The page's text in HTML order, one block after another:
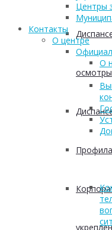
осмотры
Центры
Контакты
О центре
О